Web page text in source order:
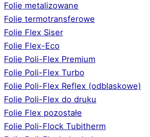
Folie metalizowane
Folie termotransferowe
Folie Flex Siser
Folie Flex-Eco
Folie Poli-Flex Premium
Folie Poli-Flex Turbo
Folie Poli-Flex Reflex (odblaskowe)
Folie Poli-Flex do druku
Folie Flex pozostałe
Folie Poli-Flock Tubitherm